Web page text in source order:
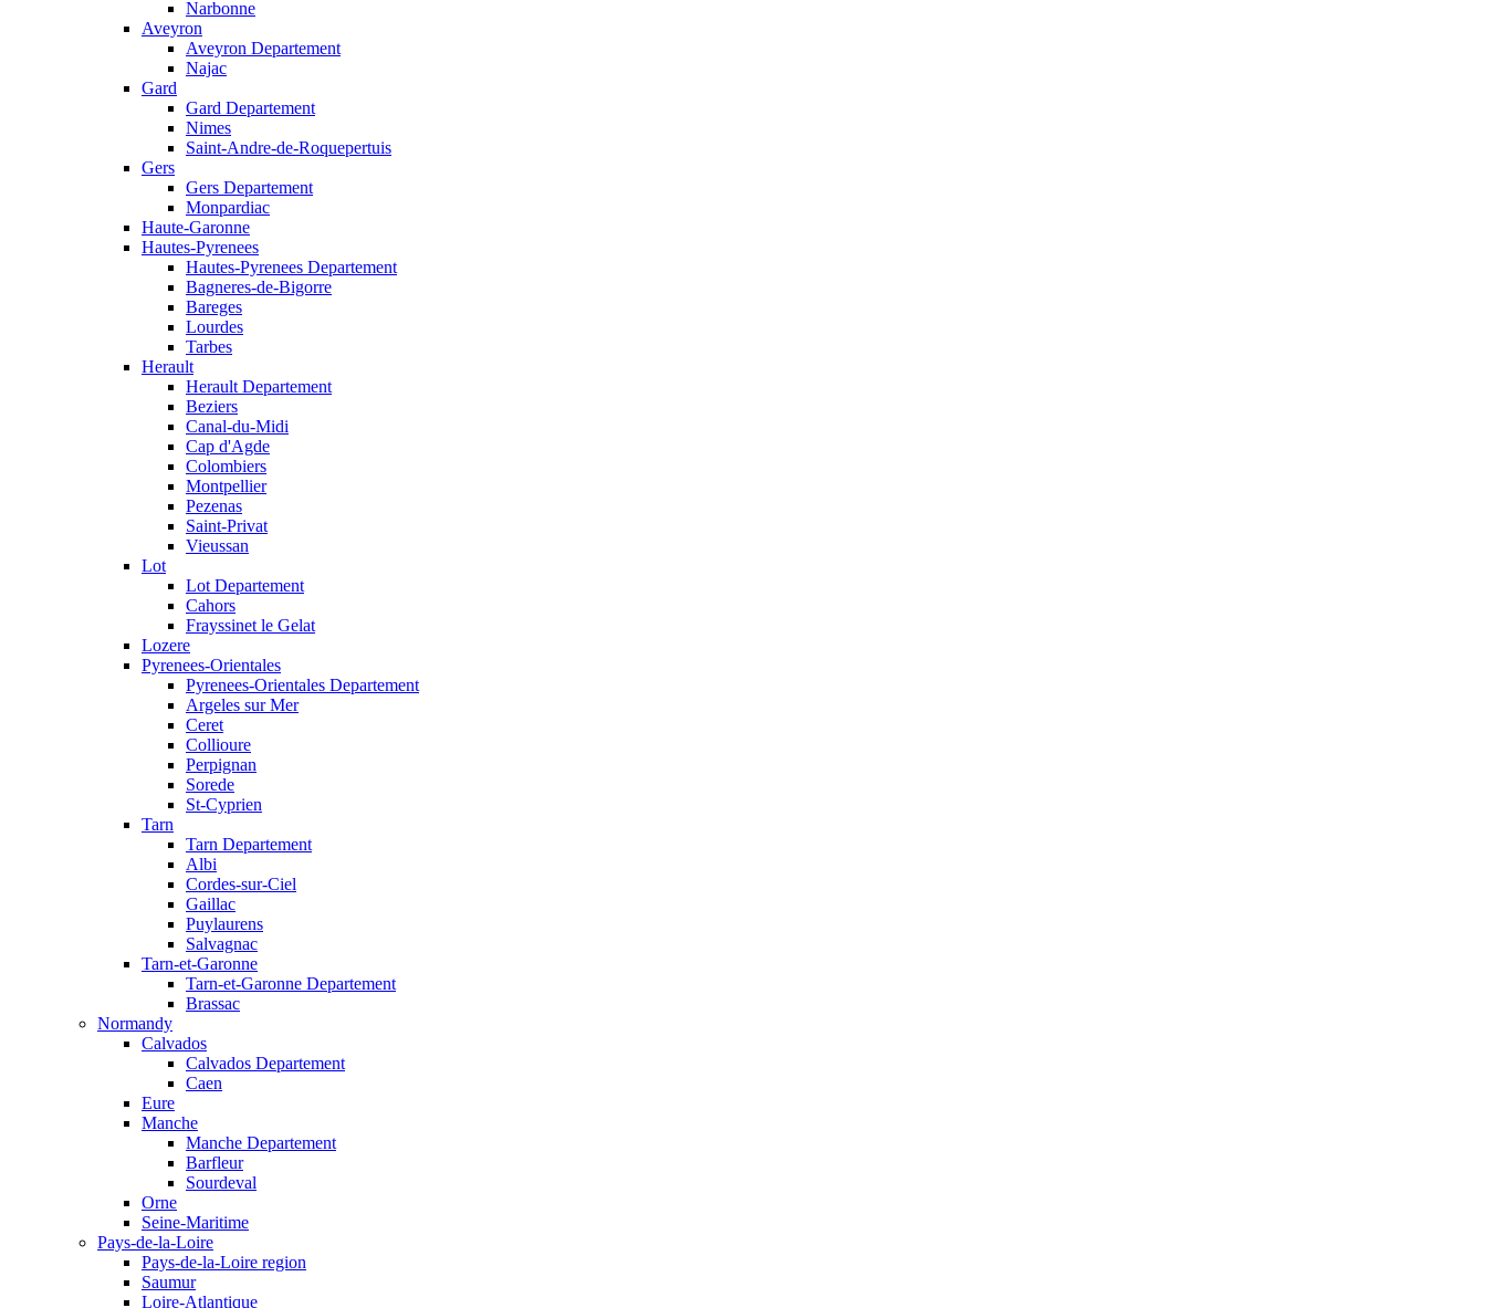
Narbonne
Aveyron
Aveyron Departement
Najac
Gard
Gard Departement
Nimes
Saint-Andre-de-Roquepertuis
Gers
Gers Departement
Monpardiac
Haute-Garonne
Hautes-Pyrenees
Hautes-Pyrenees Departement
Bagneres-de-Bigorre
Bareges
Lourdes
Tarbes
Herault
Herault Departement
Beziers
Canal-du-Midi
Cap d'Agde
Colombiers
Montpellier
Pezenas
Saint-Privat
Vieussan
Lot
Lot Departement
Cahors
Frayssinet le Gelat
Lozere
Pyrenees-Orientales
Pyrenees-Orientales Departement
Argeles sur Mer
Ceret
Collioure
Perpignan
Sorede
St-Cyprien
Tarn
Tarn Departement
Albi
Cordes-sur-Ciel
Gaillac
Puylaurens
Salvagnac
Tarn-et-Garonne
Tarn-et-Garonne Departement
Brassac
Normandy
Calvados
Calvados Departement
Caen
Eure
Manche
Manche Departement
Barfleur
Sourdeval
Orne
Seine-Maritime
Pays-de-la-Loire
Pays-de-la-Loire region
Saumur
Loire-Atlantique